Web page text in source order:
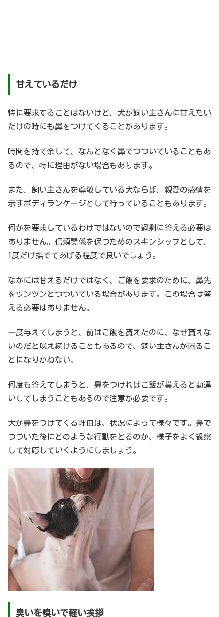
甘えているだけ
特に要求することはないけど、犬が飼い主さんに甘えたい
だけの時にも鼻をつけてくることがあります。
時間を持て余して、なんとなく鼻でつついていることもあ
るので、特に理由がない場合もあります。
また、飼い主さんを尊敬している犬ならば、親愛の感情を
示すボディランケージとして行っていることもあります。
何かを要求しているわけではないので過剰に答える必要は
ありません。信頼関係を保つためのスキンシップとして、
1度だけ撫でてあげる程度で良いでしょう。
なかには甘えるだけではなく、ご飯を要求のために、鼻先
をツンツンとつついている場合があります。この場合は答
える必要はありません。
一度与えてしまうと、前はご飯を貰えたのに、なぜ貰えな
いのだと吠え続けることもあるので、飼い主さんが困るこ
とになりかねない。
何度も答えてしまうと、鼻をつければご飯が貰えると勘違
いしてしまうこともあるので注意が必要です。
犬が鼻をつけてくる理由は、状況によって様々です。鼻で
つついた後にどのような行動をとるのか、様子をよく観察
して対応していくようにしましょう。
臭いを嗅いで軽い挨拶